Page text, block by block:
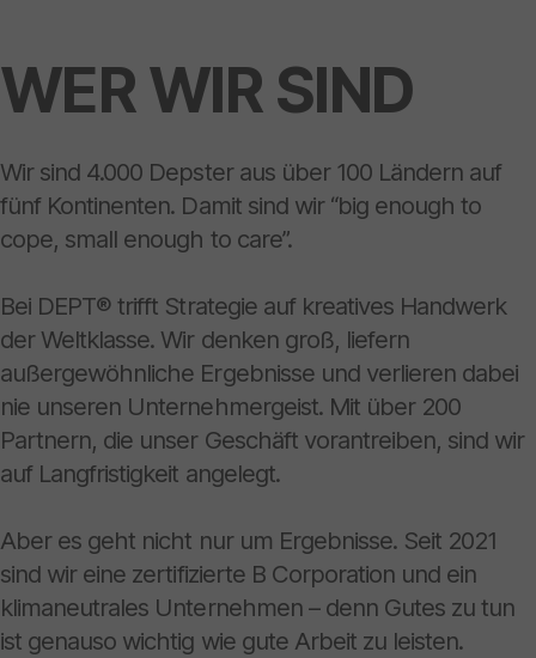
WER WIR SIND
Wir sind 4.000 Depster aus über 100 Ländern auf
fünf Kontinenten. Damit sind wir “big enough to
cope, small enough to care”.
Bei DEPT® trifft Strategie auf kreatives Handwerk
der Weltklasse. Wir denken groß, liefern
außergewöhnliche Ergebnisse und verlieren dabei
nie unseren Unternehmergeist. Mit über 200
Partnern, die unser Geschäft vorantreiben, sind wir
auf Langfristigkeit angelegt.
Aber es geht nicht nur um Ergebnisse. Seit 2021
sind wir eine zertifizierte B Corporation und ein
klimaneutrales Unternehmen – denn Gutes zu tun
ist genauso wichtig wie gute Arbeit zu leisten.